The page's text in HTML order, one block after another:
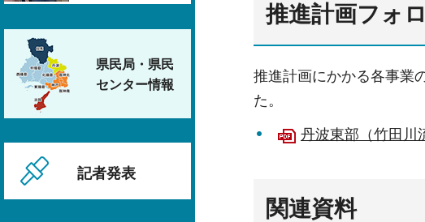
県民局・県民
センター情報
記者発表
推進計画フォ
推進計画にかかる各事業
た。
丹波東部（竹田川
関連資料